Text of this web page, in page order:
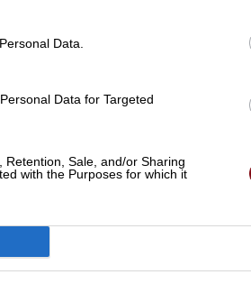
Data.
Data for Targeted
Sale, and/or Sharing
with the Purposes for which it
φορέα, ικανό να
είναι απολύτως